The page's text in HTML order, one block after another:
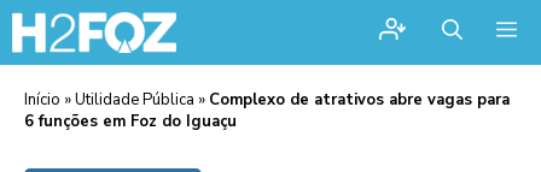
Início »Utilidade Pública » Complexo de atrativos abre vagas para
6 funções em Foz do Iguaçu